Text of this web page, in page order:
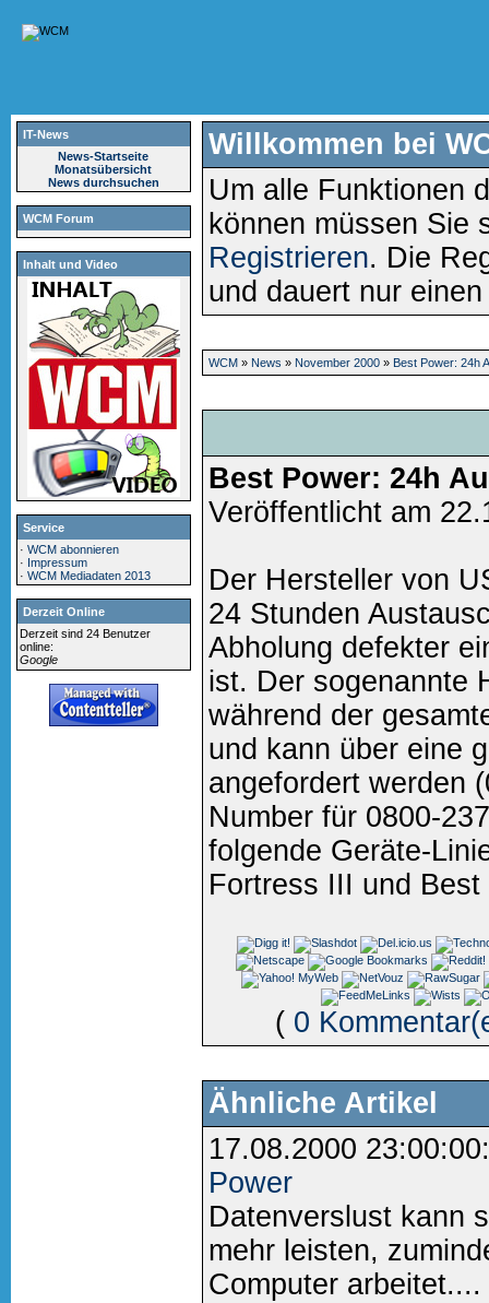
IT-News
News-Startseite
Monatsübersicht
News durchsuchen
WCM Forum
Inhalt und Video
Service
·WCM abonnieren
· Impressum
·WCM Mediadaten 2013
Derzeit Online
Derzeit sind 24 Benutzer
online:
Google
Willkommen bei
Um alle Funktionen
können müssen Sie
Registrieren. Die
und dauert nur
WCM» News » November 2000» Best Power: 24h
Best Power: 24h
Veröffentlicht am
Der Hersteller von
24 Stunden
Abholung defekter
ist. Der sogenannte
während der
und kann über eine
angefordert werden
Number für 0800-
folgende Geräte-
Fortress III und
( 0
Ähnliche Artikel
17.08.2000
Power
Datenverslust kann
mehr leisten,
Computer arbeitet....